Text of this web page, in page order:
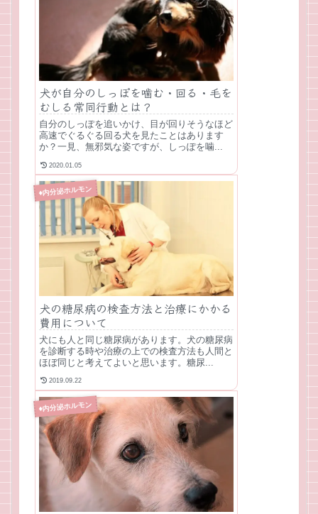
犬が自分のしっぽを噛む・回る・毛を
むしる常同行動とは？
自分のしっぽを追いかけ、目が回りそうなほど
高速でぐるぐる回る犬を見たことはあります
か？一見、無邪気な姿ですが、しっぽを噛...
2020.01.05
♦内分泌ホルモン
犬の糖尿病の検査方法と治療にかかる
費用について
犬にも人と同じ糖尿病があります。犬の糖尿病
を診断する時や治療の上での検査方法も人間と
ほぼ同じと考えてよいと思います。糖尿...
2019.09.22
♦内分泌ホルモン